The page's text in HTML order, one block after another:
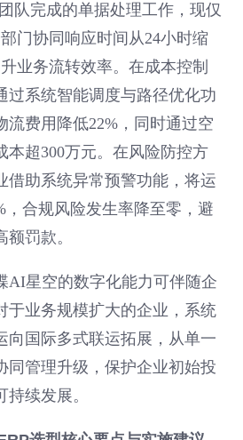
队完成的单据处理工作，现仅
门协同响应时间从24小时缩
业务流转效率。在成本控制
过系统智能调度与路径优化功
流费用降低22%，同时通过空
本超300万元。在风险防控方
借助系统异常预警功能，将运
，合规风险发生率降至零，避
罚款。
AI星空的数字化能力可伴随企
于业务规模扩大的企业，系统
向国际多式联运拓展，从单一
同管理升级，保护企业初始投
续发展。